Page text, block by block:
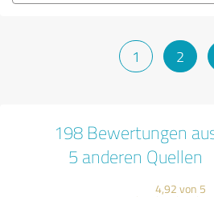
1 2
198 Bewertungen
5 anderen Quellen
4,92 von 5